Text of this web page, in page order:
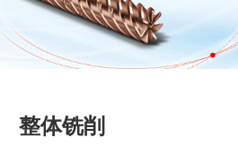
整体铣削